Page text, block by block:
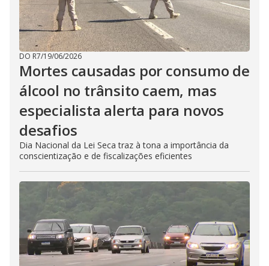
DO R7/19/06/2026
Mortes causadas por consumo de
álcool no trânsito caem, mas
especialista alerta para novos
desafios
Dia Nacional da Lei Seca traz à tona a importância da
conscientização e de fiscalizações eficientes